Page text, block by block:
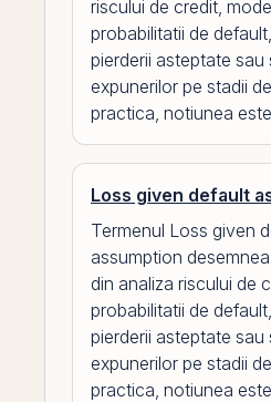
riscului de credit,
probabilitatii de
pierderii asteptate sau
expunerilor pe stadii
practica, notiunea
Loss given default
Termenul Loss given
assumption
din analiza riscului de
probabilitatii de
pierderii asteptate sau
expunerilor pe stadii
practica, notiunea